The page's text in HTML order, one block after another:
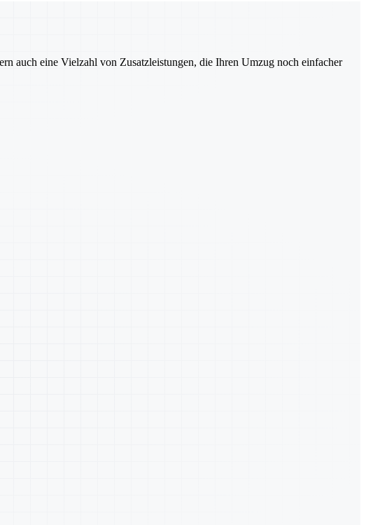
auch eine Vielzahl von Zusatzleistungen, die Ihren Umzug noch einfacher